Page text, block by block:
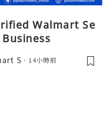
Walmart Se
S 14小時前